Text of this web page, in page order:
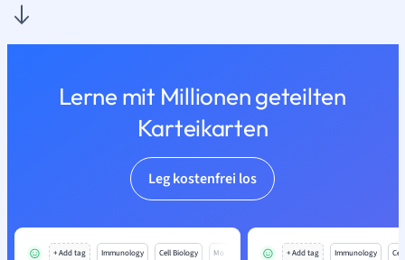
Lerne mit Millionen geteilten
Karteikarten
Leg kostenfrei los
+ Add tag Immunology Cell Biology Mo + Add tag Immunology